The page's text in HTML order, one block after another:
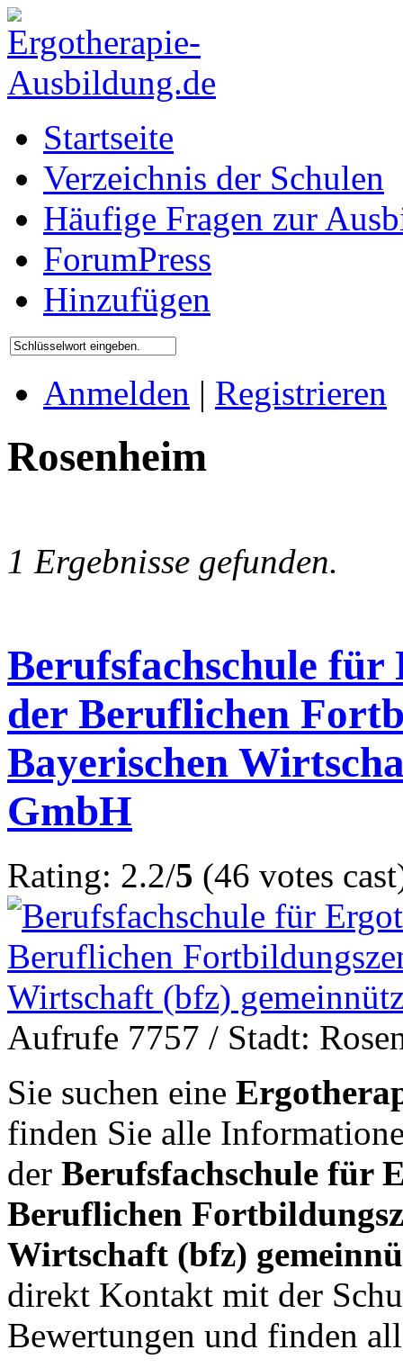
Startseite
Verzeichnis der Schulen
Häufige Fragen zur
ForumPress
Hinzufügen
Anmelden | Registrieren
Rosenheim
1 Ergebnisse gefunden.
Berufsfachschule für
der Beruflichen
Bayerischen
GmbH
Rating: 2.2/5 (46 votes
Aufrufe 7757 / Stadt:
Sie suchen eine
finden Sie alle
der Berufsfachschule für
Beruflichen
Wirtschaft (bfz)
direkt Kontakt mit der
Bewertungen und finden